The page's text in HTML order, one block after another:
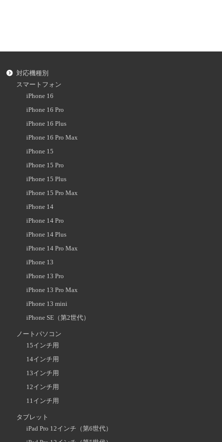
対応機種別
スマートフォン
iPhone 16
iPhone 16 Pro
iPhone 16 Plus
iPhone 16 Pro Max
iPhone 15
iPhone 15 Pro
iPhone 15 Plus
iPhone 15 Pro Max
iPhone 14
iPhone 14 Pro
iPhone 14 Plus
iPhone 14 Pro Max
iPhone 13
iPhone 13 Pro
iPhone 13 Pro Max
iPhone 13 mini
iPhone SE（第2世代）
ノートパソコン
15インチ用
14インチ用
13インチ用
12インチ用
11インチ用
タブレット
iPad Pro 12インチ（第6世代）